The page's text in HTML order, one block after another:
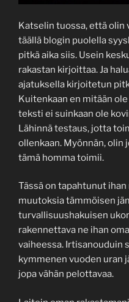
Katselin tuossa, että
täällä blogin puolella
pitkä aika siis. Usein
rakastan kirjoittaa. Ja
ajatuksella kirjoitetun
Kuitenkaan en mitään
teksti ei suinkaan ole
Lähinnä testaus, jotta
ollenkaan. Myönnän, olin
tämä homma toimii.
Tässä on tapahtunut
muutoksia tämmöisen
turvallisuushakuisen
rakennettava ne ihan
vaiheessa. Irtisanouduin
kymmenen vuoden uran
jopa vähän pelottavaa.